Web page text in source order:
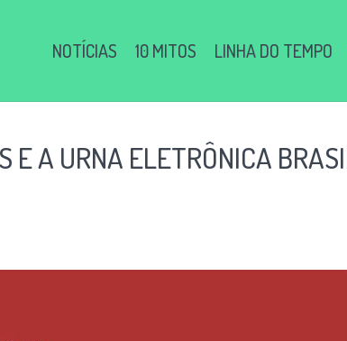
NOTÍCIAS 10 MITOS LINHA DO TEMPO
E A URNA ELETRÔNICA